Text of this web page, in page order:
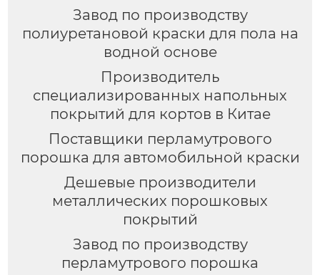
Завод по производству
полиуретановой краски для пола на
водной основе
Производитель
специализированных напольных
покрытий для кортов в Китае
Поставщики перламутрового
порошка для автомобильной краски
Дешевые производители
металлических порошковых
покрытий
Завод по производству
перламутрового порошка